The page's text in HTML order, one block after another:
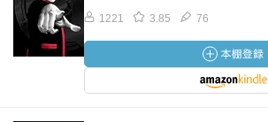
1221 3.85 76